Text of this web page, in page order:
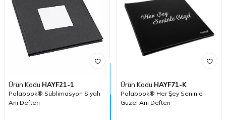
Ürün Kodu HAYF21-1
Polabook® Süblimasyon Siyah
Anı Defteri
Ürün Kodu HAYF71-K
Polabook® Her Şey Seninle
Güzel Anı Defteri